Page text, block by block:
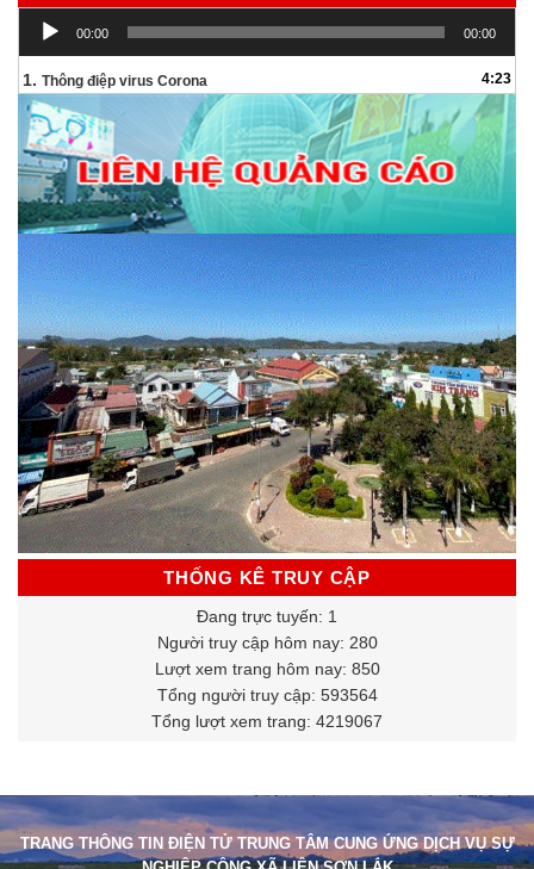
Trình
chơi
00:00 00:00
1. Thông điệp virus Corona 4:23
THỐNG KÊ TRUY CẬP
Đang trực tuyến: 1
Người truy cập hôm nay: 280
Lượt xem trang hôm nay: 850
Tổng người truy cập: 593564
Tổng lượt xem trang: 4219067
TRANG THÔNG TIN ĐIỆN TỬ TRUNG TÂM CUNG ỨNG DỊCH VỤ SỰ